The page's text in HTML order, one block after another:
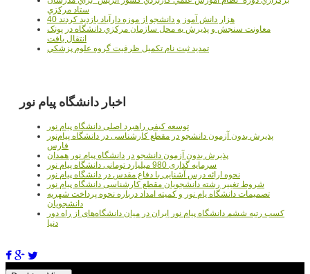
ستاد مرکزي
40 هزار دانش آموز و دانشجو از موزه دارآباد بازديد کردند
معاونت سنجش و پذيرش به محل سازمان مرکزي دانشگاه در پونک
انتقال يافت
تمديد ثبت نام تکميل ظرفيت گروه علوم پزشکي
اخبار دانشگاه پیام نور
توسعه کیفی راهبرد اصلی دانشگاه پیام نور
پذیرش بدون آزمون دانشجو در مقطع کارشناسی در دانشگاه پیام‌نور
فارس
پذیرش بدون آزمون دانشجو در دانشگاه پیام نور همدان
سرمایه گذاری 980 میلیارد تومانی دانشگاه پیام نور
نحوه ارائه درس آشنایی با دفاع مقدس در دانشگاه پیام نور
شروط تغییر رشته دانشجویان مقطع کارشناسی دانشگاه پیام نور
تصمیمات دانشگاه یام نور و کمیته امداد درباره نحوه پرداخت شهریه
دانشجویان
کسب رتبه ششم دانشگاه پیام نور ایران در میان دانشگاه‌های از راه دور
دنیا